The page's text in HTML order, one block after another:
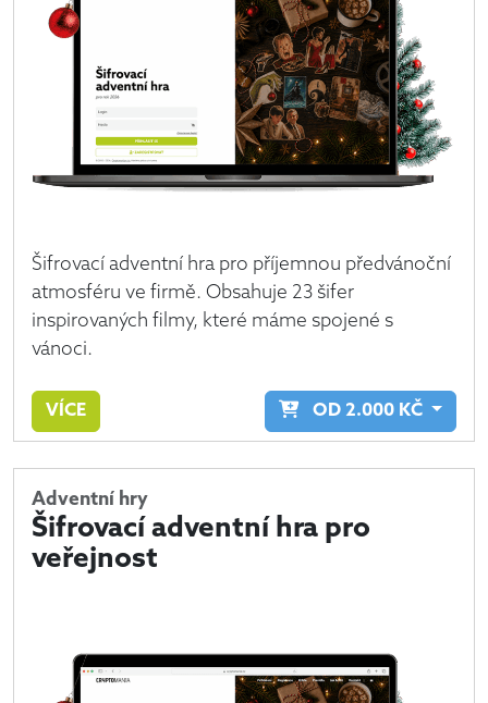
Šifrovací adventní hra pro příjemnou předvánoční
atmosféru ve firmě. Obsahuje 23 šifer
inspirovaných filmy, které máme spojené s
vánoci.
VÍCE OD 2.000 KČ
Adventní hry
Šifrovací adventní hra pro
veřejnost